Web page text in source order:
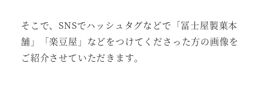
そこで、SNSでハッシュタグなどで「冨士屋製菓本
舗」「楽豆屋」などをつけてくださった方の画像を
ご紹介させていただきます。